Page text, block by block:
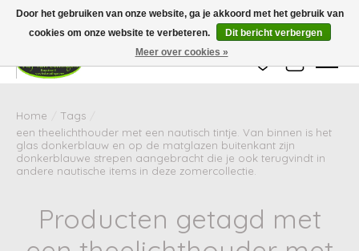
Wij zijn gesloten van 24 december tot en met 25 januari. Houd er rekening mee
dat de levertijd van uw bestelling in deze periode langer kan zijn dan
gebruikelijk.
Verlanglijst
Home Tags
een theelichthouder met een nautisch tintje. Van binnen is het
glas donkerblauw en op de matglazen buitenkant zijn
donkerblauwe strepen aangebracht die je ook terugvindt in
andere nautische items in deze zomercollectie.
Producten getagd met
Door het gebruiken van onze website, ga je akkoord met het gebruik van
cookies om onze website te verbeteren.
Dit bericht verbergen
Meer over cookies »